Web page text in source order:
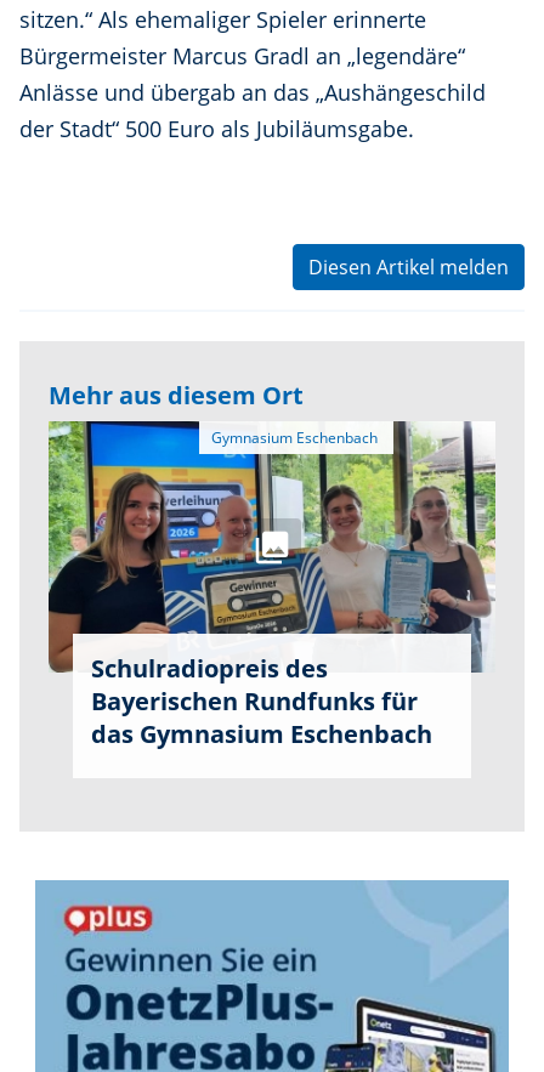
sitzen.“ Als ehemaliger Spieler erinnerte
Bürgermeister Marcus Gradl an „legendäre“
Anlässe und übergab an das „Aushängeschild
der Stadt“ 500 Euro als Jubiläumsgabe.
Diesen Artikel melden
Mehr aus diesem Ort
Schulradiopreis des
Bayerischen Rundfunks für
das Gymnasium Eschenbach